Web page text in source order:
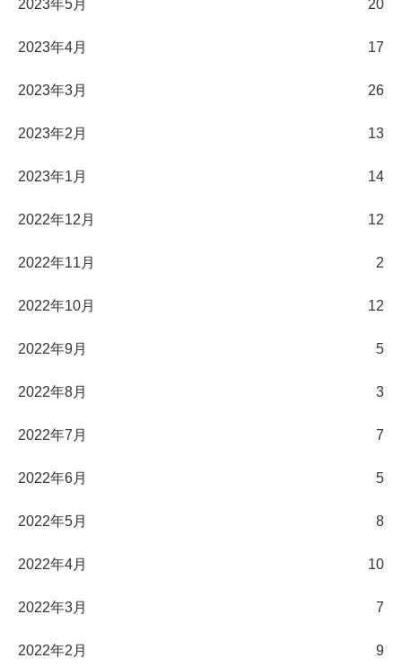
2023年5月 20
2023年4月 17
2023年3月 26
2023年2月 13
2023年1月 14
2022年12月 12
2022年11月 2
2022年10月 12
2022年9月 5
2022年8月 3
2022年7月 7
2022年6月 5
2022年5月 8
2022年4月 10
2022年3月 7
2022年2月 9